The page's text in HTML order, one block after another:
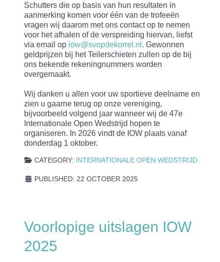
Schutters die op basis van hun resultaten in
aanmerking komen voor één van de trofeeën
vragen wij daarom met ons contact op te nemen
voor het afhalen of de verspreiding hiervan, liefst
via email op iow@svopdekorrel.nl . Gewonnen
geldprijzen bij het Teilerschieten zullen op de bij
ons bekende rekeningnummers worden
overgemaakt.
Wij danken u allen voor uw sportieve deelname en
zien u gaarne terug op onze vereniging,
bijvoorbeeld volgend jaar wanneer wij de 47e
Internationale Open Wedstrijd hopen te
organiseren. In 2026 vindt de IOW plaats vanaf
donderdag 1 oktober.
CATEGORY: INTERNATIONALE OPEN WEDSTRIJD
PUBLISHED: 22 OCTOBER 2025
Voorlopige uitslagen IOW
2025